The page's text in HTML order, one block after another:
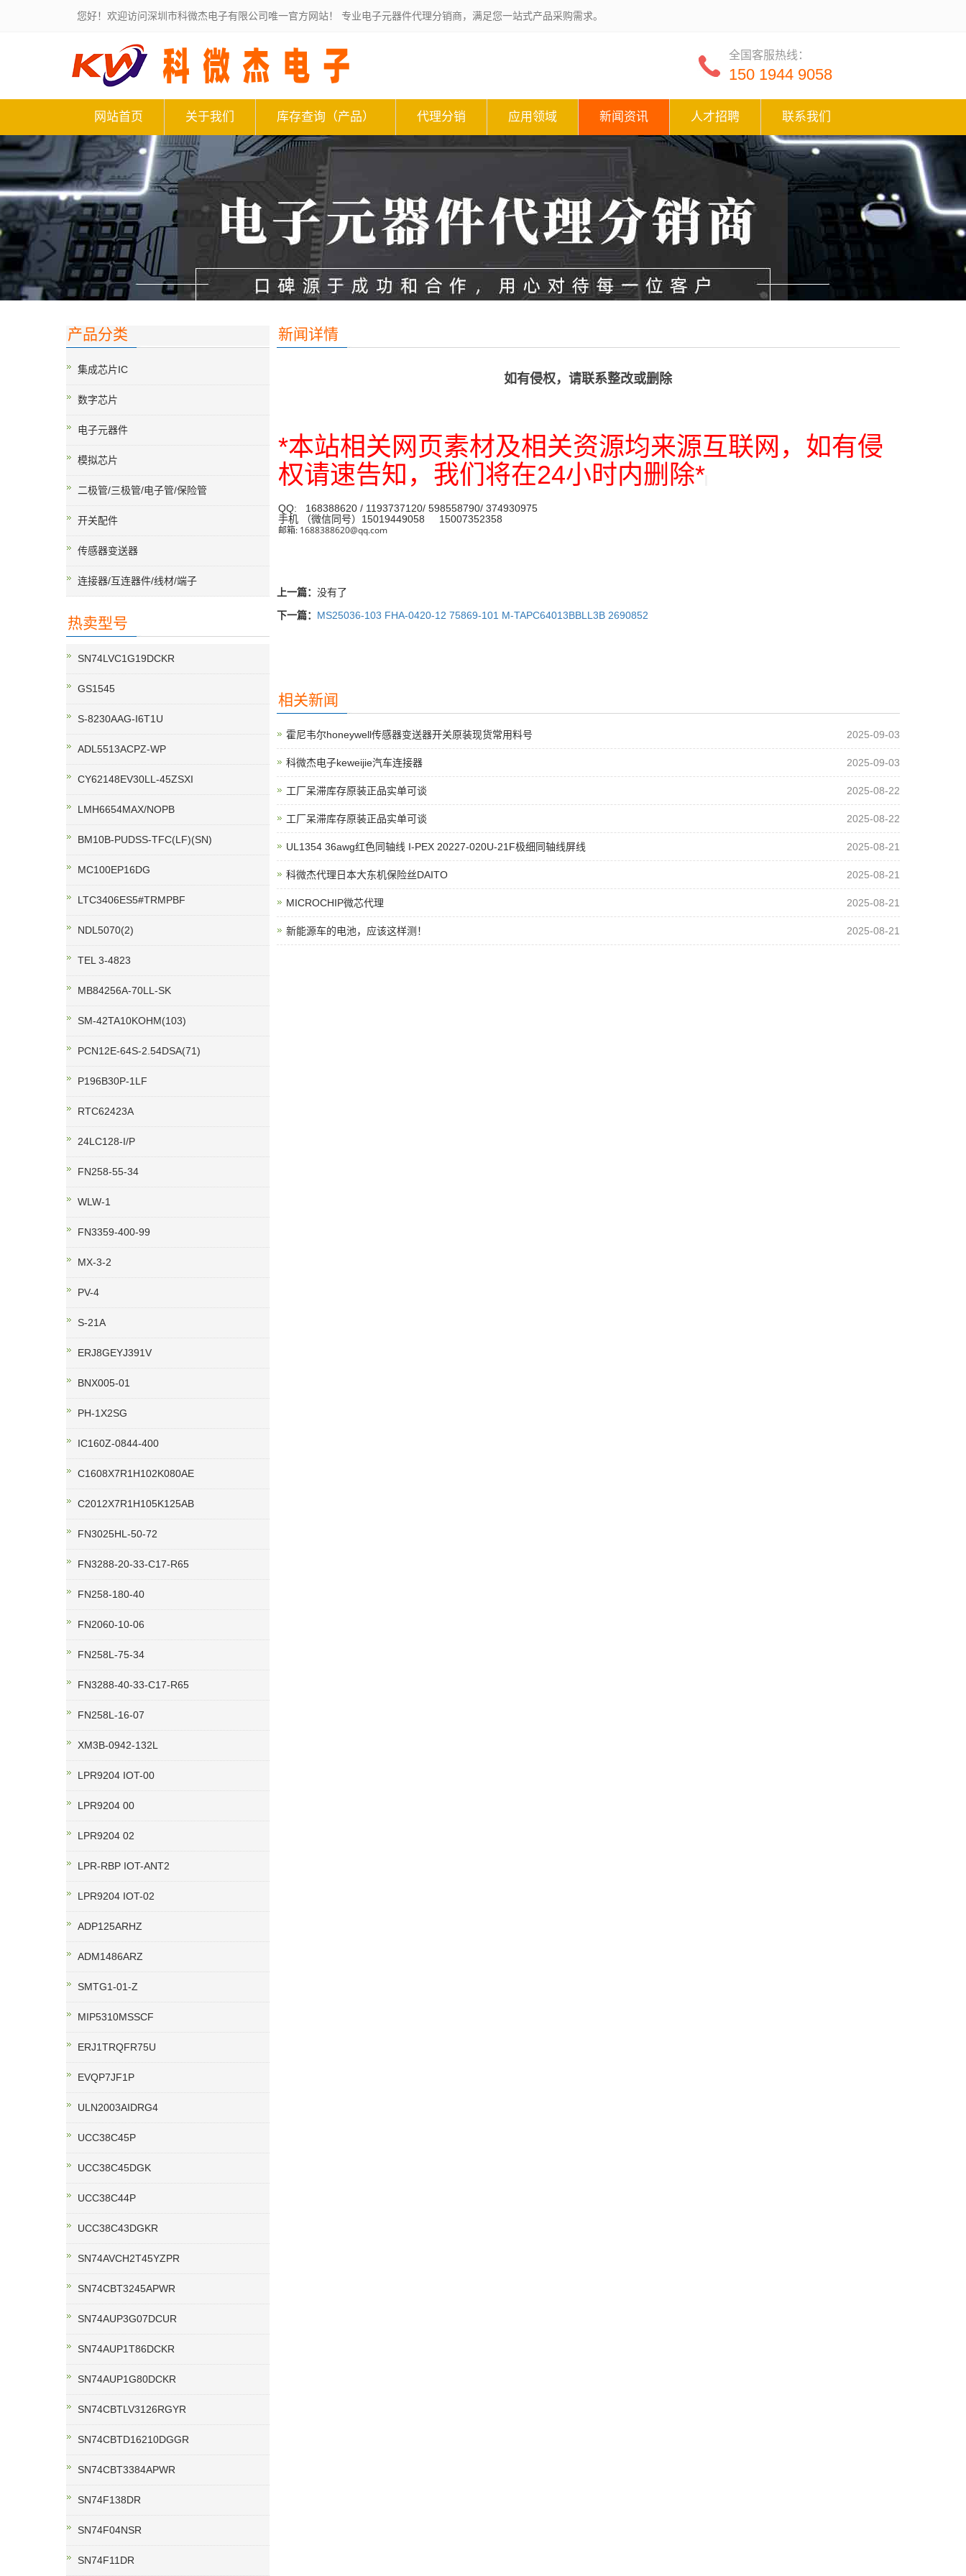
您好！欢迎访问深圳市科微杰电子有限公司唯一官方网站！ 专业电子元器件代理分销商，满足您一站式产品采购需求。
全国客服热线：
150 1944 9058
网站首页 关于我们 库存查询（产品） 代理分销 应用领域 新闻资讯 人才招聘 联系我们
新闻详情
如有侵权，请联系整改或删除
*本站相关网页素材及相关资源均来源互联网，如有侵
权请速告知，我们将在24小时内删除*
QQ: 168388620 / 1193737120/ 598558790/ 374930975
手机 （微信同号）15019449058 15007352358
邮箱: 1688388620@qq.com
上一篇： 没有了
下一篇： MS25036-103 FHA-0420-12 75869-101 M-TAPC64013BBLL3B 2690852
相关新闻
霍尼韦尔honeywell传感器变送器开关原装现货常用料号 2025-09-03
科微杰电子keweijie汽车连接器 2025-09-03
工厂呆滞库存原装正品实单可谈 2025-08-22
工厂呆滞库存原装正品实单可谈 2025-08-22
UL1354 36awg红色同轴线 I-PEX 20227-020U-21F极细同轴线屏线 2025-08-21
科微杰代理日本大东机保险丝DAITO 2025-08-21
MICROCHIP微芯代理 2025-08-21
新能源车的电池，应该这样测！ 2025-08-21
产品分类
集成芯片IC
数字芯片
电子元器件
模拟芯片
二极管/三极管/电子管/保险管
开关配件
传感器变送器
连接器/互连器件/线材/端子
热卖型号
SN74LVC1G19DCKR
GS1545
S-8230AAG-I6T1U
ADL5513ACPZ-WP
CY62148EV30LL-45ZSXI
LMH6654MAX/NOPB
BM10B-PUDSS-TFC(LF)(SN)
MC100EP16DG
LTC3406ES5#TRMPBF
NDL5070(2)
TEL 3-4823
MB84256A-70LL-SK
SM-42TA10KOHM(103)
PCN12E-64S-2.54DSA(71)
P196B30P-1LF
RTC62423A
24LC128-I/P
FN258-55-34
WLW-1
FN3359-400-99
MX-3-2
PV-4
S-21A
ERJ8GEYJ391V
BNX005-01
PH-1X2SG
IC160Z-0844-400
C1608X7R1H102K080AE
C2012X7R1H105K125AB
FN3025HL-50-72
FN3288-20-33-C17-R65
FN258-180-40
FN2060-10-06
FN258L-75-34
FN3288-40-33-C17-R65
FN258L-16-07
XM3B-0942-132L
LPR9204 IOT-00
LPR9204 00
LPR9204 02
LPR-RBP IOT-ANT2
LPR9204 IOT-02
ADP125ARHZ
ADM1486ARZ
SMTG1-01-Z
MIP5310MSSCF
ERJ1TRQFR75U
EVQP7JF1P
ULN2003AIDRG4
UCC38C45P
UCC38C45DGK
UCC38C44P
UCC38C43DGKR
SN74AVCH2T45YZPR
SN74CBT3245APWR
SN74AUP3G07DCUR
SN74AUP1T86DCKR
SN74AUP1G80DCKR
SN74CBTLV3126RGYR
SN74CBTD16210DGGR
SN74CBT3384APWR
SN74F138DR
SN74F04NSR
SN74F11DR